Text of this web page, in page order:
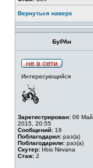
Вернуться наверх
БуРАн
Интересующийся
Зарегистрирован: 06 Май
2015, 20:55
Сообщений: 19
Поблагодарил: раз(а)
Поблагодарили: раз(а)
Скутер: Irbis Nirvana
Стаж: 2